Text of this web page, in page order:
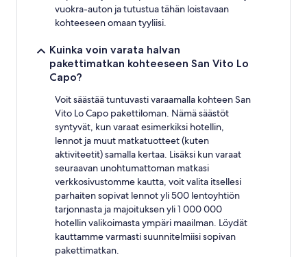
vuokra-auton ja tutustua tähän loistavaan
kohteeseen omaan tyyliisi.
Kuinka voin varata halvan
pakettimatkan kohteeseen San Vito Lo
Capo?
Voit säästää tuntuvasti varaamalla kohteen San
Vito Lo Capo pakettiloman. Nämä säästöt
syntyvät, kun varaat esimerkiksi hotellin,
lennot ja muut matkatuotteet (kuten
aktiviteetit) samalla kertaa. Lisäksi kun varaat
seuraavan unohtumattoman matkasi
verkkosivustomme kautta, voit valita itsellesi
parhaiten sopivat lennot yli 500 lentoyhtiön
tarjonnasta ja majoituksen yli 1 000 000
hotellin valikoimasta ympäri maailman. Löydät
kauttamme varmasti suunnitelmiisi sopivan
pakettimatkan.